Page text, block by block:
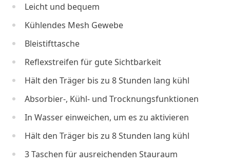
Leicht und bequem
Kühlendes Mesh Gewebe
Bleistifttasche
Reflexstreifen für gute Sichtbarkeit
Hält den Träger bis zu 8 Stunden lang kühl
Absorbier-, Kühl- und Trocknungsfunktionen
In Wasser einweichen, um es zu aktivieren
Hält den Träger bis zu 8 Stunden lang kühl
3 Taschen für ausreichenden Stauraum